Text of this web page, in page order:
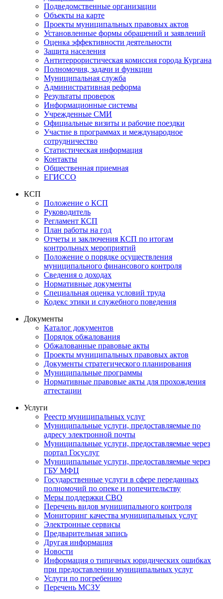
Подведомственные организации
Объекты на карте
Проекты муниципальных правовых актов
Установленные формы обращений и заявлений
Оценка эффективности деятельности
Защита населения
Антитеррористическая комиссия города Кургана
Полномочия, задачи и функции
Муниципальная служба
Административная реформа
Результаты проверок
Информационные системы
Учрежденные СМИ
Официальные визиты и рабочие поездки
Участие в программах и международное
сотрудничество
Статистическая информация
Контакты
Общественная приемная
ЕГИССО
КСП
Положение о КСП
Руководитель
Регламент КСП
План работы на год
Отчеты и заключения КСП по итогам
контрольных мероприятий
Положение о порядке осуществления
муниципального финансового контроля
Сведения о доходах
Нормативные документы
Специальная оценка условий труда
Кодекс этики и служебного поведения
Документы
Каталог документов
Порядок обжалования
Обжалованные правовые акты
Проекты муниципальных правовых актов
Документы стратегического планирования
Муниципальные программы
Нормативные правовые акты для прохождения
аттестации
Услуги
Реестр муниципальных услуг
Муниципальные услуги, предоставляемые по
адресу электронной почты
Муниципальные услуги, предоставляемые через
портал Госуслуг
Муниципальные услуги, предоставляемые через
ГБУ МФЦ
Государственные услуги в сфере переданных
полномочий по опеке и попечительству
Меры поддержки СВО
Перечень видов муниципального контроля
Мониторинг качества муниципальных услуг
Электронные сервисы
Предварительная запись
Другая информация
Новости
Информация о типичных юридических ошибках
при предоставлении муниципальных услуг
Услуги по погребению
Перечень МСЗУ